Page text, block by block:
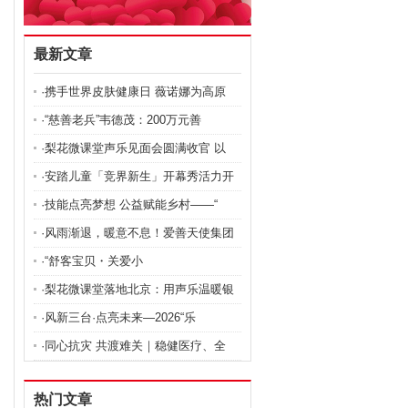
最新文章
·携手世界皮肤健康日 薇诺娜为高原
·“慈善老兵”韦德茂：200万元善
·梨花微课堂声乐见面会圆满收官 以
·安踏儿童「竞界新生」开幕秀活力开
·技能点亮梦想 公益赋能乡村——“
·风雨渐退，暖意不息！爱善天使集团
·“舒客宝贝・关爱小
·梨花微课堂落地北京：用声乐温暖银
·风新三台·点亮未来—2026“乐
·同心抗灾 共渡难关｜稳健医疗、全
热门文章